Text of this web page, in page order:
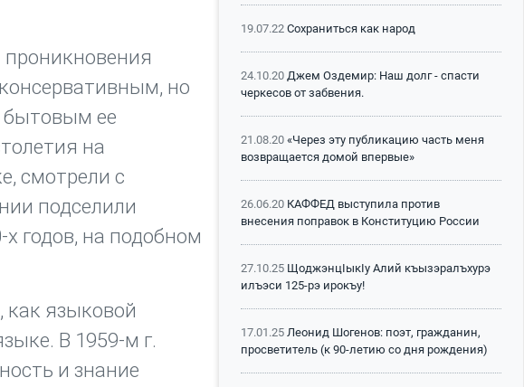
проникновения
но
бытовым ее
на
смотрели с
подселили
годов, на подобном
как языковой
В 1959-м г.
и знание
19.07.22 Сохраниться как народ
24.10.20 Джем Оздемир: Наш долг - спасти
черкесов от забвения.
21.08.20 «Через эту публикацию часть меня
возвращается домой впервые»
26.06.20 КАФФЕД выступила против
внесения поправок в Конституцию России
27.10.25 ЩоджэнцIыкIу Алий къызэралъхурэ
илъэси 125-рэ ирокъу!
17.01.25 Леонид Шогенов: поэт, гражданин,
просветитель (к 90-летию со дня рождения)